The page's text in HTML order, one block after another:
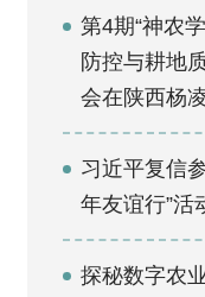
第4期“神农
防控与耕地
会在陕西杨
习近平复信
年友谊行”活
探秘数字农